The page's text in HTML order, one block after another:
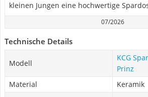
kleinen Jungen eine hochwertige
07/2026
Technische Details
Modell
KCG
Prinz
Material
Keramik